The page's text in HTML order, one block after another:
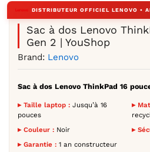
Sac à dos Lenovo
Gen 2 | YouShop
Brand: Lenovo
Sac à dos Lenovo ThinkPad 16
▸ Taille laptop : Jusqu’à 16
pouces
▸
▸ Couleur : Noir ▸
▸ Garantie : 1 an constructeur